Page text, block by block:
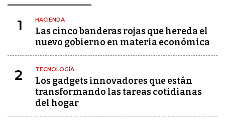
1 HACIENDA
Las cinco banderas rojas que hereda el
nuevo gobierno en materia económica
2 TECNOLOGÍA
Los gadgets innovadores que están
transformando las tareas cotidianas
del hogar